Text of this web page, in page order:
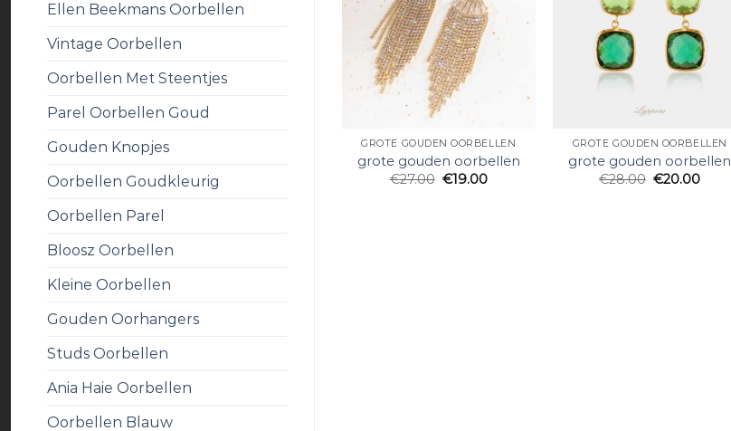
Ellen Beekmans Oorbellen
Vintage Oorbellen
Oorbellen Met Steentjes
Parel Oorbellen Goud
Gouden Knopjes
Oorbellen Goudkleurig
Oorbellen Parel
Bloosz Oorbellen
Kleine Oorbellen
Gouden Oorhangers
Studs Oorbellen
Ania Haie Oorbellen
Oorbellen Blauw
GROTE GOUDEN OORBELLEN
grote gouden oorbellen
€27.00 €19.00
GROTE GOUDEN OORBELLEN
grote gouden oorbellen
€28.00 €20.00